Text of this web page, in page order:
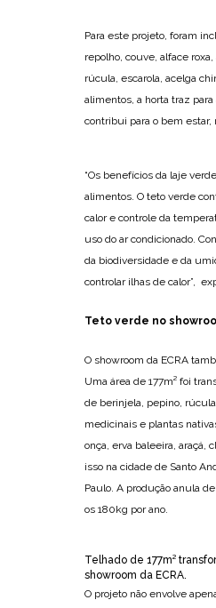
Para este projeto, foram
repolho, couve, alface
rúcula, escarola, acelga
alimentos, a horta traz
contribui para o bem estar,
“Os benefícios da laje
alimentos. O teto verde
calor e controle da
uso do ar condicionado.
da biodiversidade e da
controlar ilhas de calor”,
Teto verde no
O showroom da ECRA
Uma área de 177m² foi
de berinjela, pepino,
medicinais e plantas
onça, erva baleeira, araçá,
isso na cidade de Santo
Paulo. A produção anula
os 180kg por ano.
Telhado de 177m²
showroom da ECRA.
O projeto não envolve